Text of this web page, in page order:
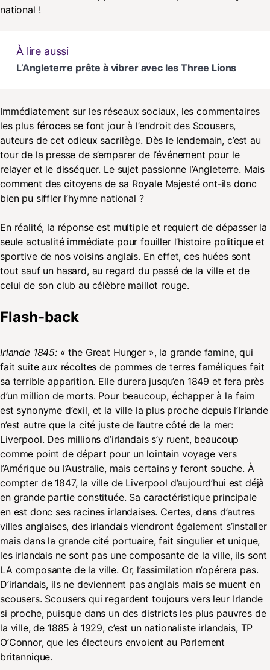
national !
À lire aussi
L’Angleterre prête à vibrer avec les Three Lions
Immédiatement sur les réseaux sociaux, les commentaires
les plus féroces se font jour à l’endroit des Scousers,
auteurs de cet odieux sacrilège. Dès le lendemain, c’est au
tour de la presse de s’emparer de l’événement pour le
relayer et le disséquer. Le sujet passionne l’Angleterre. Mais
comment des citoyens de sa Royale Majesté ont-ils donc
bien pu siffler l’hymne national ?
En réalité, la réponse est multiple et requiert de dépasser la
seule actualité immédiate pour fouiller l’histoire politique et
sportive de nos voisins anglais. En effet, ces huées sont
tout sauf un hasard, au regard du passé de la ville et de
celui de son club au célèbre maillot rouge.
Flash-back
Irlande 1845:« the Great Hunger », la grande famine, qui
fait suite aux récoltes de pommes de terres faméliques fait
sa terrible apparition. Elle durera jusqu’en 1849 et fera près
d’un million de morts. Pour beaucoup, échapper à la faim
est synonyme d’exil, et la ville la plus proche depuis l’Irlande
n’est autre que la cité juste de l’autre côté de la mer:
Liverpool. Des millions d’irlandais s’y ruent, beaucoup
comme point de départ pour un lointain voyage vers
l’Amérique ou l’Australie, mais certains y feront souche. À
compter de 1847, la ville de Liverpool d’aujourd’hui est déjà
en grande partie constituée. Sa caractéristique principale
en est donc ses racines irlandaises. Certes, dans d’autres
villes anglaises, des irlandais viendront également s’installer
mais dans la grande cité portuaire, fait singulier et unique,
les irlandais ne sont pas une composante de la ville, ils sont
LA composante de la ville. Or, l’assimilation n’opérera pas.
D’irlandais, ils ne deviennent pas anglais mais se muent en
scousers. Scousers qui regardent toujours vers leur Irlande
si proche, puisque dans un des districts les plus pauvres de
la ville, de 1885 à 1929, c’est un nationaliste irlandais, TP
O’Connor, que les électeurs envoient au Parlement
britannique.